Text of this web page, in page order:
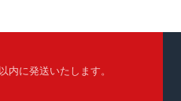
内に発送いたします。